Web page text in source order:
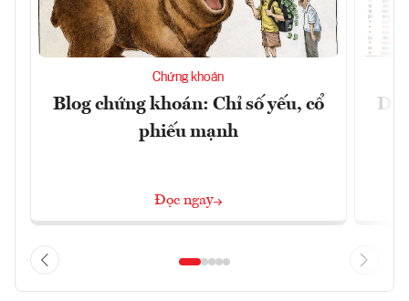
Chứng khoán
Blog chứng khoán: Chỉ số yếu, cổ
phiếu mạnh
Đọc ngay
Dự